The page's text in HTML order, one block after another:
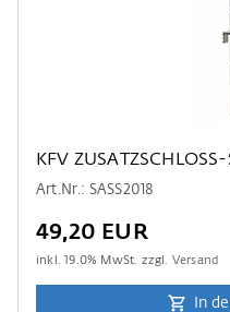
KFV
Art.Nr.: SASS2018
49,20 EUR
inkl.19.0% MwSt. zzgl. Versand
In